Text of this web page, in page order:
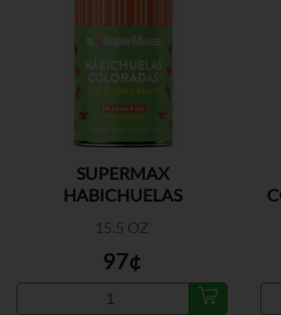
SUPERMAX
HABICHUELAS
15.5 OZ
97¢